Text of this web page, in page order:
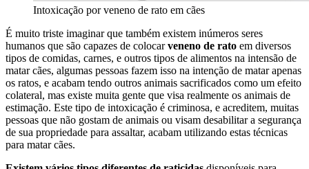
Intoxicação por veneno de rato em cães
É muito triste imaginar que também existem inúmeros seres
humanos que são capazes de colocarveneno de rato em diversos
tipos de comidas, carnes, e outros tipos de alimentos na intensão de
matar cães, algumas pessoas fazem isso na intenção de matar apenas
os ratos, e acabam tendo outros animais sacrificados como um efeito
colateral, mas existe muita gente que visa realmente os animais de
estimação. Este tipo de intoxicação é criminosa, e acreditem, muitas
pessoas que não gostam de animais ou visam desabilitar a segurança
de sua propriedade para assaltar, acabam utilizando estas técnicas
para matar cães.